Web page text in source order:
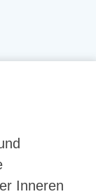
Inneren